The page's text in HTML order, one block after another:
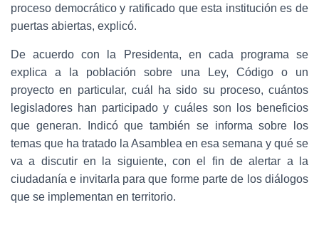
proceso democrático y ratificado que esta institución es de
puertas abiertas, explicó.
De acuerdo con la Presidenta, en cada programa se
explica a la población sobre una Ley, Código o un
proyecto en particular, cuál ha sido su proceso, cuántos
legisladores han participado y cuáles son los beneficios
que generan. Indicó que también se informa sobre los
temas que ha tratado la Asamblea en esa semana y qué se
va a discutir en la siguiente, con el fin de alertar a la
ciudadanía e invitarla para que forme parte de los diálogos
que se implementan en territorio.